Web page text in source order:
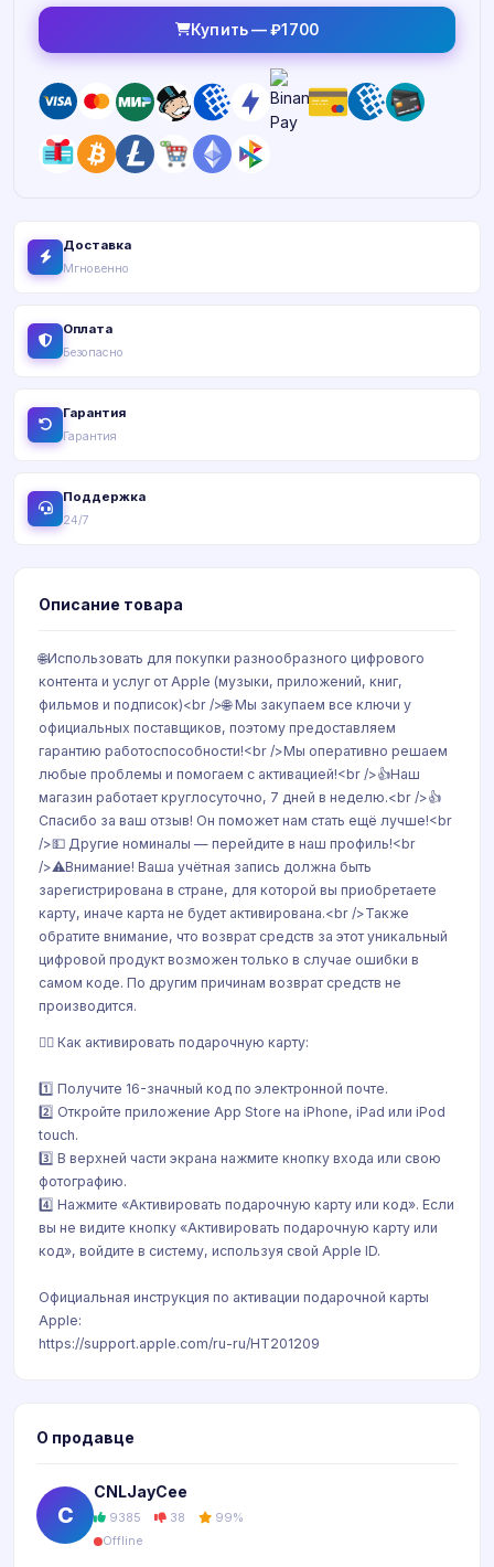
Купить — ₽1700
Доставка
Мгновенно
Оплата
Безопасно
Гарантия
Гарантия
Поддержка
24/7
Описание товара
🌐Использовать для покупки разнообразного цифрового
контента и услуг от Apple (музыки, приложений, книг,
фильмов и подписок)<br />🌐 Мы закупаем все ключи у
официальных поставщиков, поэтому предоставляем
гарантию работоспособности!<br />Мы оперативно решаем
любые проблемы и помогаем с активацией!<br />👍Наш
магазин работает круглосуточно, 7 дней в неделю.<br />👍
Спасибо за ваш отзыв! Он поможет нам стать ещё лучше!<br
/>💵 Другие номиналы — перейдите в наш профиль!<br
/>⚠️Внимание! Ваша учётная запись должна быть
зарегистрирована в стране, для которой вы приобретаете
карту, иначе карта не будет активирована.<br />Также
обратите внимание, что возврат средств за этот уникальный
цифровой продукт возможен только в случае ошибки в
самом коде. По другим причинам возврат средств не
производится.
👉🏻 Как активировать подарочную карту:
1️⃣ Получите 16-значный код по электронной почте.
2️⃣ Откройте приложение App Store на iPhone, iPad или iPod
touch.
3️⃣ В верхней части экрана нажмите кнопку входа или свою
фотографию.
4️⃣ Нажмите «Активировать подарочную карту или код». Если
вы не видите кнопку «Активировать подарочную карту или
код», войдите в систему, используя свой Apple ID.
Официальная инструкция по активации подарочной карты
Apple:
https://support.apple.com/ru-ru/HT201209
О продавце
C
CNLJayCee
9385 38 99%
Offline